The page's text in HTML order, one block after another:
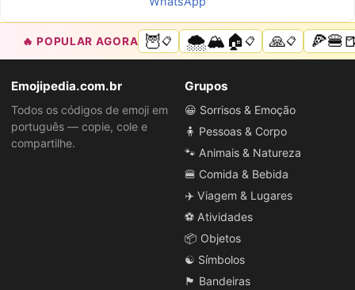
🔥 POPULAR AGORA 🦉📋 🌨️🏔️🏠📋 🙏📋
Emojipedia.com.br
Todos os códigos de emoji em
português — copie, cole e
compartilhe.
Grupos
😀 Sorrisos & Emoção
🧍 Pessoas & Corpo
🐾 Animais & Natureza
🍔 Comida & Bebida
✈️ Viagem & Lugares
⚽ Atividades
📦 Objetos
☯️ Símbolos
🏴 Bandeiras